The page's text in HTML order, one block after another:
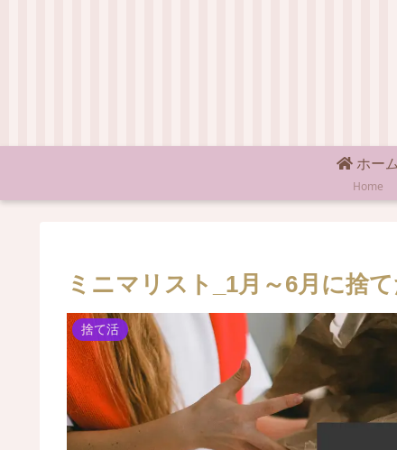
ホーム
Home
ミニマリスト_1月～6月に捨
捨て活